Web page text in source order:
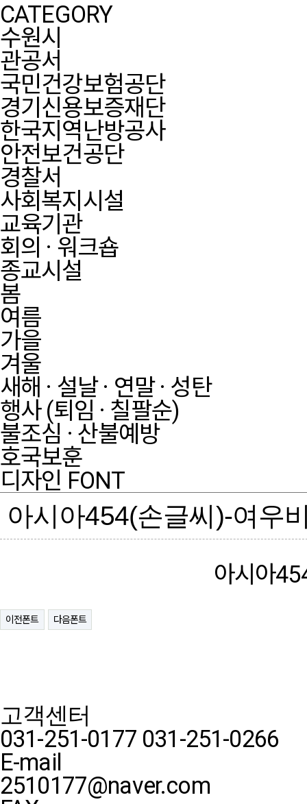
CATEGORY
수원시
관공서
국민건강보험공단
경기신용보증재단
한국지역난방공사
안전보건공단
경찰서
사회복지시설
교육기관
회의 · 워크숍
종교시설
봄
여름
가을
겨울
새해 · 설날 · 연말 · 성탄
행사 (퇴임 · 칠팔순)
불조심 · 산불예방
호국보훈
디자인 FONT
아시아454(손글씨)-여우
아시아
이전폰트 다음폰트
고객센터
031-251-0177 031-251-0266
E-mail
2510177@naver.com